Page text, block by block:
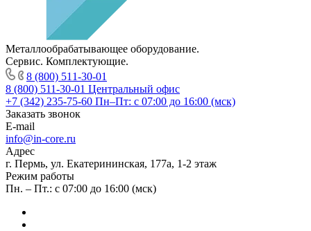
Металлообрабатывающее оборудование.
Сервис. Комплектующие.
8 (800) 511-30-01
8 (800) 511-30-01 Центральный офис
+7 (342) 235-75-60 Пн–Пт: с 07:00 до 16:00 (мск)
Заказать звонок
E-mail
info@in-core.ru
Адрес
г. Пермь, ул. ​Екатерининская, 177а, ​1-2 этаж
Режим работы
Пн. – Пт.: с 07:00 до 16:00 (мск)